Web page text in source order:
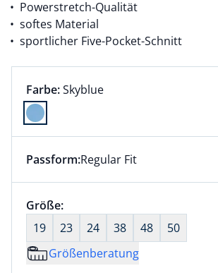
Powerstretch-Qualität
softes Material
sportlicher Five-Pocket-Schnitt
Farbauswahl:
Farbe:aktuell ausgewählt:
Skyblue
Farbe Skyblue ausgewählt
Dieser Artikel hat die Passform
Passform:Regular Fit
Größenauswahl:
Größe:nichts ausgewählt
19
23 24 38 48
50
Größenberatung